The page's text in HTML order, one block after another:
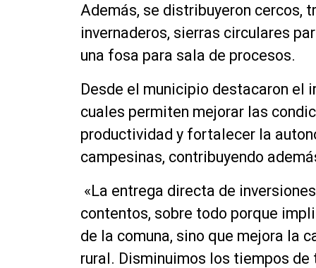
Además, se distribuyeron cercos,
invernaderos, sierras circulares
una fosa para sala de procesos.
Desde el municipio destacaron el
cuales permiten mejorar las
productividad y fortalecer la
campesinas, contribuyendo
«La entrega directa de
contentos, sobre todo porque
de la comuna, sino que mejora la
rural. Disminuimos los tiempos